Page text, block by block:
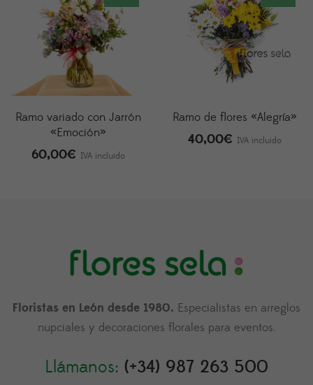
Ramo variado con Jarrón
«Emoción»
60,00€ IVA incluido
Ramo de flores «Alegría»
40,00€ IVA incluido
Floristas en León desde 1980. Especialistas en arreglos
nupciales y decoraciones florales para eventos.
Llámanos: (+34) 987 263 500